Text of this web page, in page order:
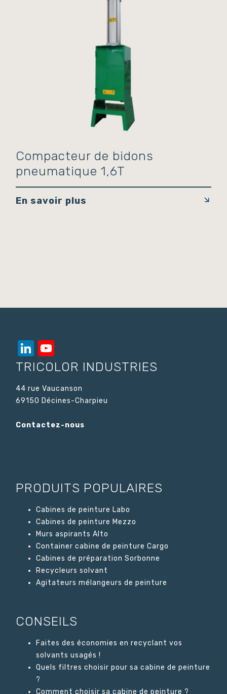
Compacteur de bidons
pneumatique 1,6T
En savoir plus
LinkedIn
Channel
TRICOLOR INDUSTRIES
44 rue Vaucanson
69150 Décines-Charpieu
Contactez-nous
PRODUITS POPULAIRES
Cabines de peinture Labo
Cabines de peinture Mezzo
Murs aspirants Alto
Container cabine de peinture Cargo
Cabines de préparation Sorbonne
Recycleurs solvant
Agitateurs mélangeurs de peinture
CONSEILS
Faites des économies en recyclant vos
solvants usagés !
Quels filtres choisir pour sa cabine de peinture
?
Comment choisir sa cabine de peinture ?